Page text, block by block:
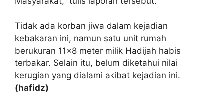
Tidak ada korban jiwa dalam kejadian
kebakaran ini, namun satu unit rumah
berukuran 11×8 meter milik Hadijah habis
terbakar. Selain itu, belum diketahui nilai
kerugian yang dialami akibat kejadian ini.
(hafidz)